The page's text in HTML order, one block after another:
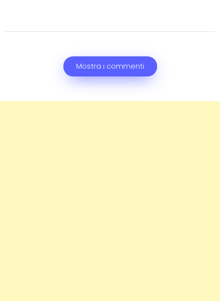
Mostra i commenti